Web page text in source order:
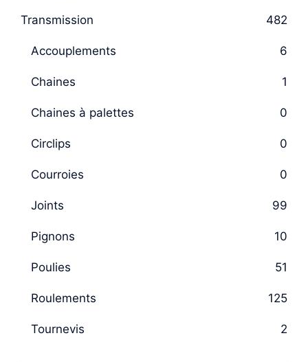
Transmission 482
Accouplements 6
Chaines 1
Chaines à palettes 0
Circlips 0
Courroies 0
Joints 99
Pignons 10
Poulies 51
Roulements 125
Tournevis 2